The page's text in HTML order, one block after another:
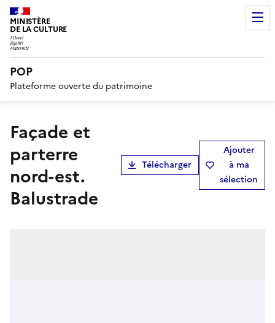
MINISTÈRE
DE LA CULTURE
POP
Plateforme ouverte du patrimoine
Façade et
parterre
nord-est.
Balustrade
Télécharger
Ajouter
à ma
sélection